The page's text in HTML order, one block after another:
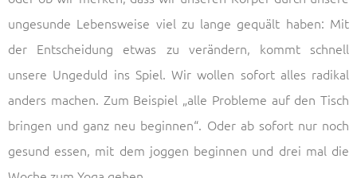
ungesunde Lebensweise viel zu lange gequält haben: Mit
der Entscheidung etwas zu verändern, kommt schnell
unsere Ungeduld ins Spiel. Wir wollen sofort alles radikal
anders machen. Zum Beispiel „alle Probleme auf den Tisch
bringen und ganz neu beginnen“. Oder ab sofort nur noch
gesund essen, mit dem joggen beginnen und drei mal die